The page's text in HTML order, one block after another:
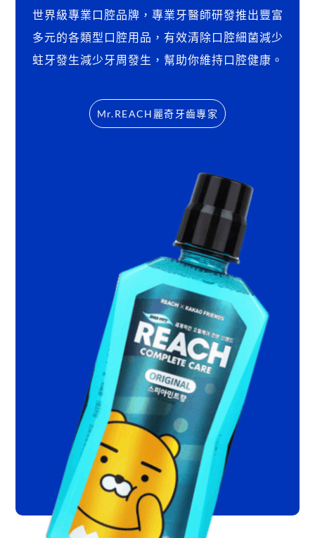
世界級專業口腔品牌，專業牙醫師研發推出豐富
多元的各類型口腔用品，有效清除口腔細菌減少
蛀牙發生減少牙周發生，幫助你維持口腔健康。
Mr.REACH麗奇牙齒專家